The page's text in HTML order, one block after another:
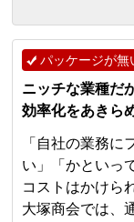
パッケージが無
ニッチな業種
効率化をあきら
「自社の業務
い」「かといっ
コストはかけら
大塚商会では、